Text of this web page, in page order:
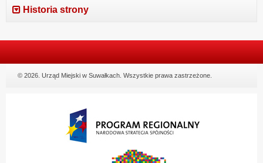
Historia strony
© 2026. Urząd Miejski w Suwałkach. Wszystkie prawa zastrzeżone.